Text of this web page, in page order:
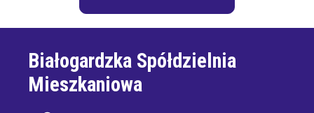
Białogardzka Spółdzielnia
Mieszkaniowa